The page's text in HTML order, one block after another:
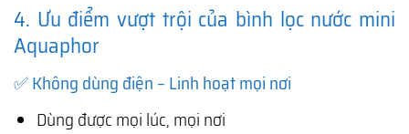
4. Ưu điểm vượt trội của bình lọc nước mini
Aquaphor
✅ Không dùng điện – Linh hoạt mọi nơi
Dùng được mọi lúc, mọi nơi